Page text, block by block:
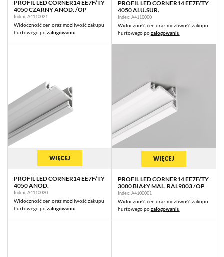
PROFIL LED CORNER14 EE7F/TY
4050 CZARNY ANOD. /OP
Index: A4110021
Widoczność cen oraz możliwość zakupu
hurtowego pozalogowaniu
PROFIL LED CORNER14 EE7F/TY
4050 ALU.SUR.
Index: A4110000
Widoczność cen oraz możliwość zakupu
hurtowego pozalogowaniu
WIĘCEJ
PROFIL LED CORNER14 EE7F/TY
4050 ANOD.
Index: A4110020
Widoczność cen oraz możliwość zakupu
hurtowego pozalogowaniu
WIĘCEJ
PROFIL LED CORNER14 EE7F/TY
3000 BIAŁY MAL. RAL9003 /OP
Index: A4100001
Widoczność cen oraz możliwość zakupu
hurtowego pozalogowaniu